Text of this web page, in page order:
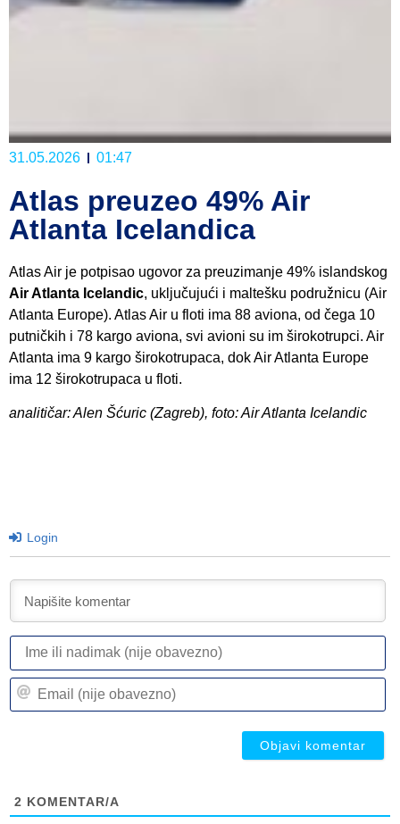
31.05.2026 01:47
Atlas preuzeo 49% Air
Atlanta Icelandica
Atlas Air je potpisao ugovor za preuzimanje 49% islandskog
Air Atlanta Icelandic, uključujući i maltešku podružnicu (Air
Atlanta Europe). Atlas Air u floti ima 88 aviona, od čega 10
putničkih i 78 kargo aviona, svi avioni su im širokotrupci. Air
Atlanta ima 9 kargo širokotrupaca, dok Air Atlanta Europe
ima 12 širokotrupaca u floti.
analitičar: Alen Šćuric (Zagreb), foto: Air Atlanta Icelandic
Login
2 KOMENTAR/A